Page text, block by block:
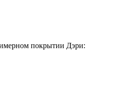
покрытии Дэри: